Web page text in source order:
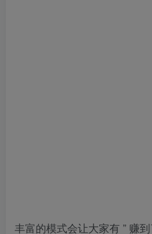
丰富的模式会让大家有 ” 赚